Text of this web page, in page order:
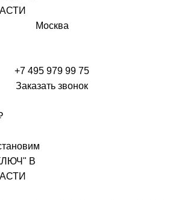
Москва
+7 495 979 99 75
Заказать звонок